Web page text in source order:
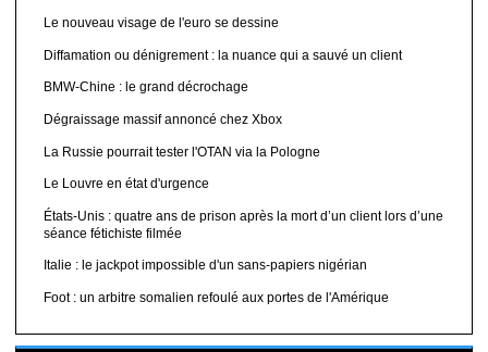
Le nouveau visage de l'euro se dessine
Diffamation ou dénigrement : la nuance qui a sauvé un client
BMW-Chine : le grand décrochage
Dégraissage massif annoncé chez Xbox
La Russie pourrait tester l'OTAN via la Pologne
Le Louvre en état d'urgence
États-Unis : quatre ans de prison après la mort d’un client lors d’une
séance fétichiste filmée
Italie : le jackpot impossible d'un sans-papiers nigérian
Foot : un arbitre somalien refoulé aux portes de l'Amérique